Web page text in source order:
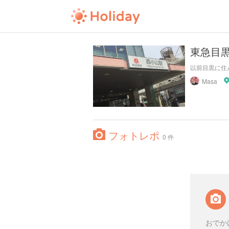
東急目
以前目黒に
Masa
フォトレポ 0 件
おで